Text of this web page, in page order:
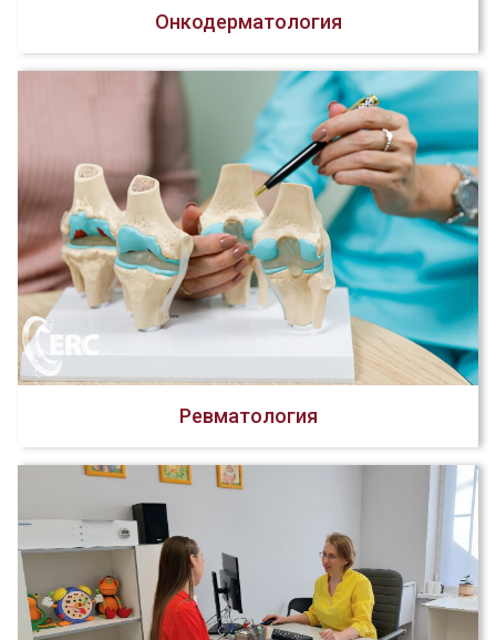
Онкодерматология
Ревматология